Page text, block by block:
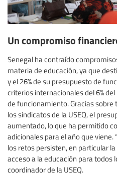
Un compromiso
Senegal ha contraído
materia de educación, ya que
y el 26% de su presupuesto de
criterios internacionales del 6%
de funcionamiento. Gracias sobre
los sindicatos de la USEQ, el
aumentado, lo que ha permitido
adicionales para el año que viene.
los retos persisten, en particular
acceso a la educación para todos
coordinador de la USEQ.